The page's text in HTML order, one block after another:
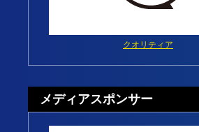
クオリティア
メディアスポンサー